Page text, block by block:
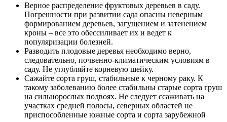
Верное распределение фруктовых деревьев в саду.
Погрешности при развитии сада опасны неверным
формированием деревьев, загущением и затенением
кроны – все это обессиливает их и ведет к
популяризации болезней.
Разводить плодовые деревья необходимо верно,
следовательно, почвенно-климатическим условиям в
саду. Не углубляйте корневую шейку.
Сажайте сорта груш, стабильные к черному раку. К
такому заболеванию более стабильны старые сорта груш
на сильнорослых подвоях. Не следует ссаживать на
участках средней полосы, северных областей не
приспособленные южные сорта и сорта зарубежной